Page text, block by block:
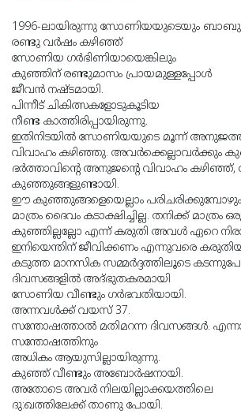
1996-ലായിരുന്നു സോണിയയുടെയും
രണ്ടു വർഷം കഴിഞ്ഞ്
സോണിയ ഗർഭിണിയായെങ്കിലും
കുഞ്ഞിന് രണ്ടുമാസം പ്രായമുള്ളപ്പോൾ
ജീവൻ നഷ്ടമായി.
പിന്നീട് ചികിത്സകളോടുകൂടിയ
നീണ്ട കാത്തിരിപ്പായിരുന്നു.
ഇതിനിടയിൽ സോണിയയുടെ മൂന്ന്
വിവാഹം കഴിഞ്ഞു. അവർക്കെല്ലാവർക്കും
ഭർത്താവിൻ്റെ അനുജൻ്റെ വിവാഹം
കുഞ്ഞുങ്ങളുണ്ടായി.
ഈ കുഞ്ഞുങ്ങളെയെല്ലാം
മാത്രം ദൈവം കടാക്ഷിച്ചില്ല. തനിക്ക് മാത്രം
കുഞ്ഞില്ലല്ലോ എന്ന് കരുതി അവൾ ഏറെ
ഇനിയെന്തിന് ജീവിക്കണം എന്നുവരെ
കടുത്ത മാനസിക സമ്മർദ്ദത്തിലൂടെ
ദിവസങ്ങളിൽ അദ്ഭുതകരമായി
സോണിയ വീണ്ടും ഗർഭവതിയായി.
അന്നവൾക്ക് വയസ് 37.
സന്തോഷത്താൽ മതിമറന്ന ദിവസങ്ങൾ.
സന്തോഷത്തിനും
അധികം ആയുസില്ലായിരുന്നു.
കുഞ്ഞ് വീണ്ടും അബോർഷനായി.
അതോടെ അവർ നിലയില്ലാക്കയത്തിലെ
ദു:ഖത്തിലേക്ക് താണു പോയി.